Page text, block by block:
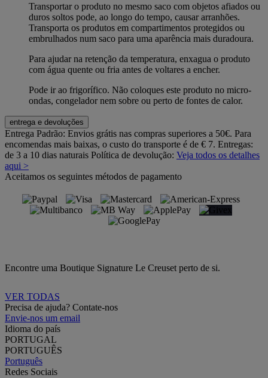
Transportar o produto no mesmo saco com objetos afiados ou
duros soltos pode, ao longo do tempo, causar arranhões.
Transporta os produtos em compartimentos protegidos ou
embrulhados num saco para uma aparência mais duradoura.
Para ajudar na retenção da temperatura, enxagua o produto
com água quente ou fria antes de voltares a encher.
Pode ir ao frigorífico. Não coloques este produto no micro-
ondas, congelador nem sobre ou perto de fontes de calor.
entrega e devoluções
Entrega Padrão: Envios grátis nas compras superiores a 50€. Para
encomendas mais baixas, o custo do transporte é de € 7. Entregas:
de 3 a 10 dias naturais Política de devolução: Veja todos os detalhes
aqui >
Aceitamos os seguintes métodos de pagamento
Encontre uma Boutique Signature Le Creuset perto de si.
VER TODAS
Precisa de ajuda? Contate-nos
Envie-nos um email
Idioma do país
PORTUGAL
PORTUGUÊS
Português
Redes Sociais